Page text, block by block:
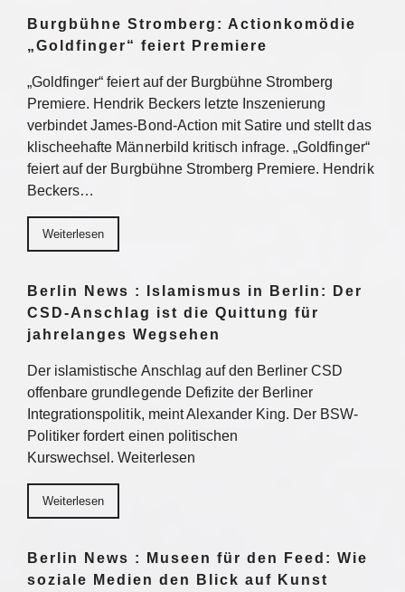
Burgbühne Stromberg: Actionkomödie
„Goldfinger“ feiert Premiere
„Goldfinger“ feiert auf der Burgbühne Stromberg
Premiere. Hendrik Beckers letzte Inszenierung
verbindet James-Bond-Action mit Satire und stellt das
klischeehafte Männerbild kritisch infrage. „Goldfinger“
feiert auf der Burgbühne Stromberg Premiere. Hendrik
Beckers…
Weiterlesen
Berlin News : Islamismus in Berlin: Der
CSD-Anschlag ist die Quittung für
jahrelanges Wegsehen
Der islamistische Anschlag auf den Berliner CSD
offenbare grundlegende Defizite der Berliner
Integrationspolitik, meint Alexander King. Der BSW-
Politiker fordert einen politischen
Kurswechsel. Weiterlesen
Weiterlesen
Berlin News : Museen für den Feed: Wie
soziale Medien den Blick auf Kunst